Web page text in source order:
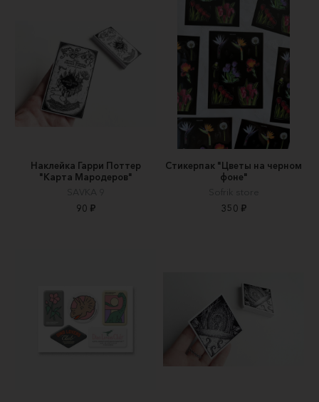
Наклейка Гарри Поттер
"Карта Мародеров"
SAVKA 9
90 ₽
Стикерпак "Цветы на черном
фоне"
Sofrik store
350 ₽